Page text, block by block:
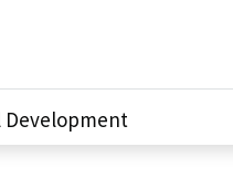
Development